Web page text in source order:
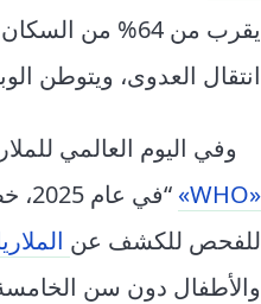
يقرب من 64%
انتقال العدوى، ويتوطن
وفي اليوم العالمي
«WHO»
للفحص للكشف عن
والأطفال دون سن